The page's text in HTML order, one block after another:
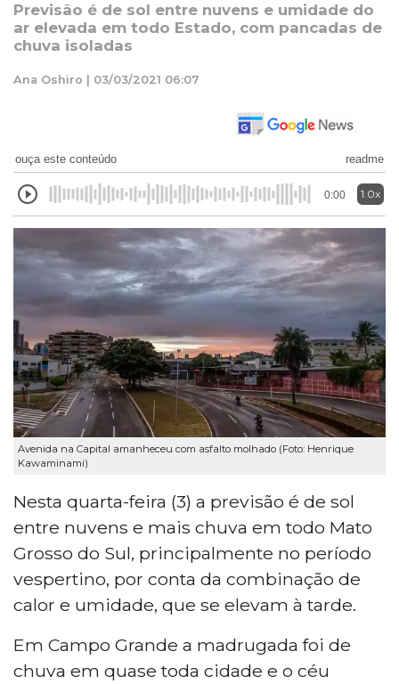
Previsão é de sol entre nuvens e umidade do
ar elevada em todo Estado, com pancadas de
chuva isoladas
Ana Oshiro | 03/03/2021 06:07
ouça este conteúdo readme
0:00 1.0x
Avenida na Capital amanheceu com asfalto molhado (Foto: Henrique
Kawaminami)
Nesta quarta-feira (3) a previsão é de sol
entre nuvens e mais chuva em todo Mato
Grosso do Sul, principalmente no período
vespertino, por conta da combinação de
calor e umidade, que se elevam à tarde.
Em Campo Grande a madrugada foi de
chuva em quase toda cidade e o céu